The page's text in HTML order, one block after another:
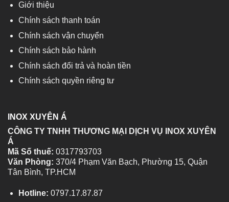
Giới thiệu
Chính sách thanh toán
Chính sách vận chuyển
Chính sách bảo hành
Chính sách đổi trả và hoàn tiền
Chính sách quyền riêng tư
INOX XUYÊN Á
CÔNG TY TNHH THƯƠNG MẠI DỊCH VỤ INOX XUYÊN
Á
Mã Số thuế: 0317793703
Văn Phòng: 370/4 Phạm Văn Bạch, Phường 15, Quận
Tân Bình, TP.HCM
Hotline: 0797.17.87.87